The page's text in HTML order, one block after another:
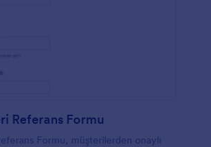
Referans Formu
Formu, müşterilerden onaylı